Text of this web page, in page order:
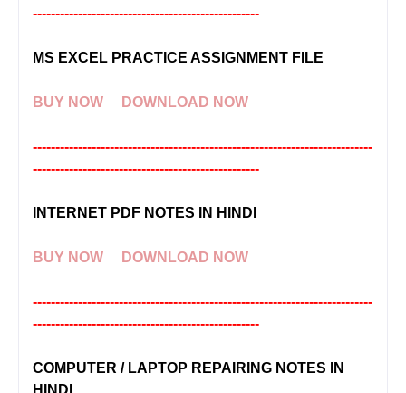
--------------------------------------------------
MS EXCEL PRACTICE ASSIGNMENT FILE
BUY NOW DOWNLOAD NOW
---------------------------------------------------------------------------
--------------------------------------------------
INTERNET PDF NOTES IN HINDI
BUY NOW DOWNLOAD NOW
---------------------------------------------------------------------------
--------------------------------------------------
COMPUTER / LAPTOP REPAIRING NOTES IN
HINDI